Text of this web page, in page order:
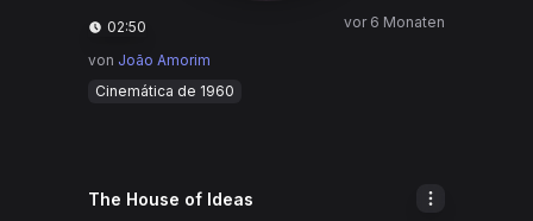
02:50 vor 6 Monaten
von João Amorim
Cinemática de 1960
The House of Ideas